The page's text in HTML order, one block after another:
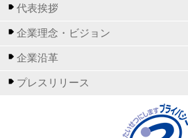
代表挨拶
企業理念・ビジョン
企業沿革
プレスリリース